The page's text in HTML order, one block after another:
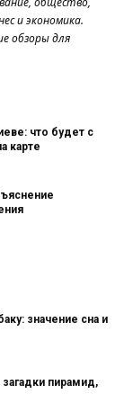
и экономика.
обзоры для
что будет с
карте
значение сна и
пирамид,